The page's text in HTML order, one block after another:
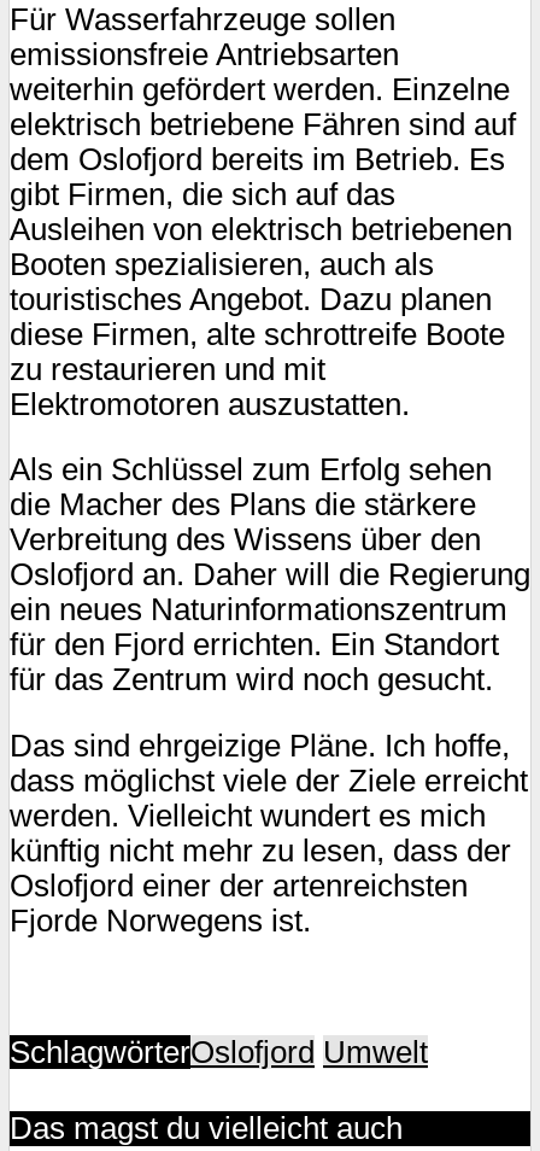
Für Wasserfahrzeuge sollen
emissionsfreie Antriebsarten
weiterhin gefördert werden. Einzelne
elektrisch betriebene Fähren sind auf
dem Oslofjord bereits im Betrieb. Es
gibt Firmen, die sich auf das
Ausleihen von elektrisch betriebenen
Booten spezialisieren, auch als
touristisches Angebot. Dazu planen
diese Firmen, alte schrottreife Boote
zu restaurieren und mit
Elektromotoren auszustatten.
Als ein Schlüssel zum Erfolg sehen
die Macher des Plans die stärkere
Verbreitung des Wissens über den
Oslofjord an. Daher will die Regierung
ein neues Naturinformationszentrum
für den Fjord errichten. Ein Standort
für das Zentrum wird noch gesucht.
Das sind ehrgeizige Pläne. Ich hoffe,
dass möglichst viele der Ziele erreicht
werden. Vielleicht wundert es mich
künftig nicht mehr zu lesen, dass der
Oslofjord einer der artenreichsten
Fjorde Norwegens ist.
SchlagwörterOslofjord Umwelt
Das magst du vielleicht auch